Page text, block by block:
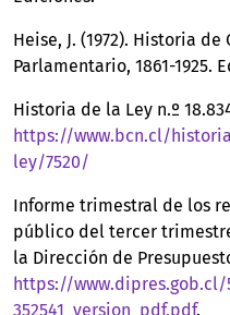
Heise, J. (1972). Historia
Parlamentario, 1861-1925.
Historia de la Ley n.º
https://www.bcn.cl/
ley/7520/
Informe trimestral de los
público del tercer
la Dirección de
https://
352541_version_pdf.pdf.